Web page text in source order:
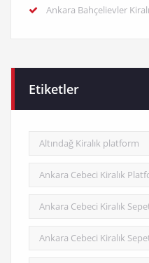
Ankara Bahçelievler
Etiketler
Altındağ Kiralık platform
Ankara Cebeci Kiralık
Ankara Cebeci Kiralık
Ankara Cebeci Kiralık